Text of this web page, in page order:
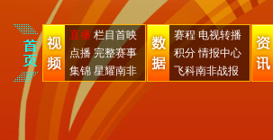
直播 栏目首映
点播 完整赛事
集锦 星耀南非
赛程 电视转播
积分 情报中心
飞科南非战报